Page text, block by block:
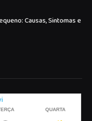
Causas, Sintomas e